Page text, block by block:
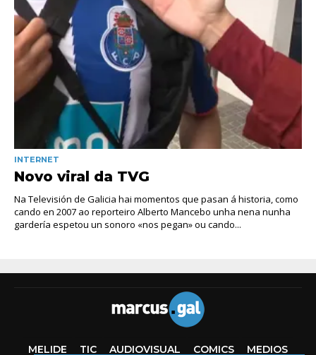
INTERNET
Novo viral da TVG
Na Televisión de Galicia hai momentos que pasan á historia, como
cando en 2007 ao reporteiro Alberto Mancebo unha nena nunha
gardería espetou un sonoro «nos pegan» ou cando...
MELIDE TIC AUDIOVISUAL COMICS MEDIOS